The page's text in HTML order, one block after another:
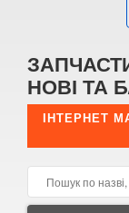
НОВІ ТА
ІНТЕРНЕТ
E-